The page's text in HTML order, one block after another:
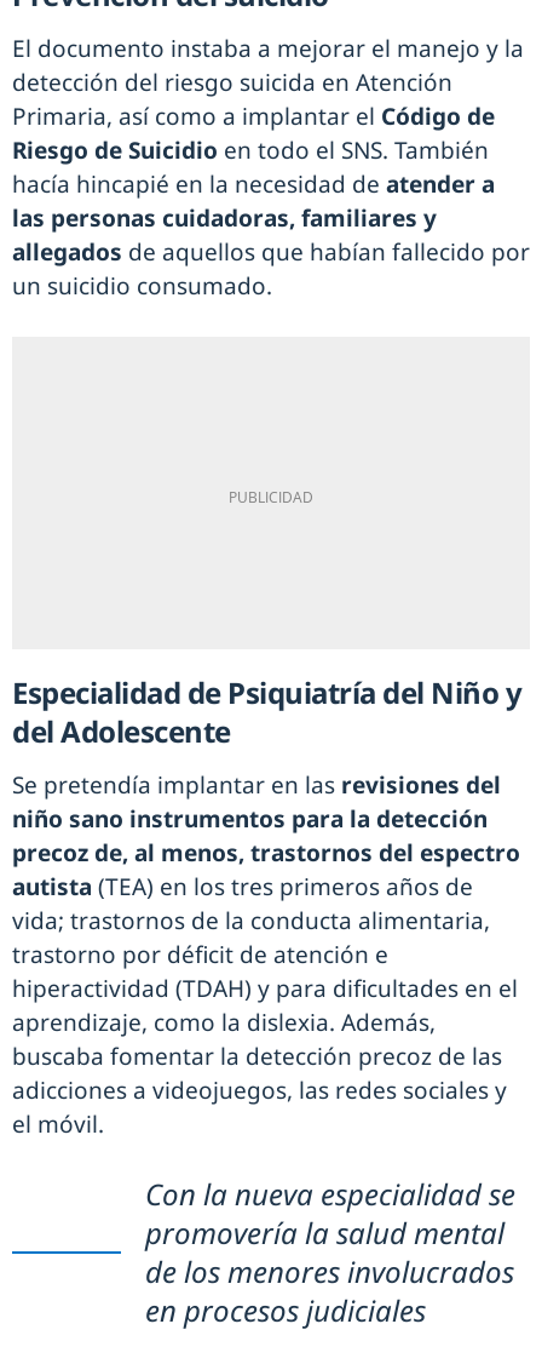
El documento instaba a mejorar el manejo y la
detección del riesgo suicida en Atención
Primaria, así como a implantar el Código de
Riesgo de Suicidio en todo el SNS. También
hacía hincapié en la necesidad de atender a
las personas cuidadoras, familiares y
allegados de aquellos que habían fallecido por
un suicidio consumado.
Especialidad de Psiquiatría del Niño y
del Adolescente
Se pretendía implantar en las revisiones del
niño sano instrumentos para la detección
precoz de, al menos, trastornos del espectro
autista (TEA) en los tres primeros años de
vida; trastornos de la conducta alimentaria,
trastorno por déficit de atención e
hiperactividad (TDAH) y para dificultades en el
aprendizaje, como la dislexia. Además,
buscaba fomentar la detección precoz de las
adicciones a videojuegos, las redes sociales y
el móvil.
Con la nueva especialidad se
promovería la salud mental
de los menores involucrados
en procesos judiciales